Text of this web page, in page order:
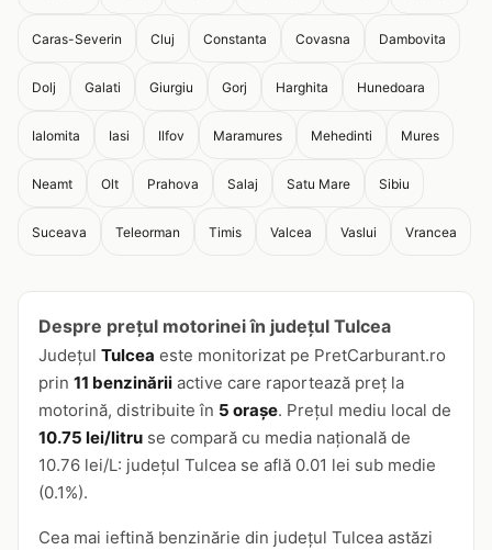
Caras-Severin Cluj Constanta Covasna Dambovita
Dolj Galati Giurgiu Gorj Harghita Hunedoara
Ialomita Iasi Ilfov Maramures Mehedinti Mures
Neamt Olt Prahova Salaj Satu Mare Sibiu
Suceava Teleorman Timis Valcea Vaslui Vrancea
Despre prețul motorinei în județul Tulcea
Județul Tulcea este monitorizat pe PretCarburant.ro
prin 11 benzinării active care raportează preț la
motorină, distribuite în 5 orașe. Prețul mediu local de
10.75 lei/litru se compară cu media națională de
10.76 lei/L: județul Tulcea se află 0.01 lei sub medie
(0.1%).
Cea mai ieftină benzinărie din județul Tulcea astăzi